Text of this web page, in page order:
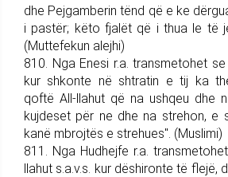
dhe Pej­gam­be­rin tënd që e ke
i pastër; këto fjalët që i thua le të
(Mutte­fekun alejhi)
810. Nga Enesi r.a. trans­me­tohet se
kur shkonte në shtratin e tij ka
qoftë All-llahut që na ushqeu dhe
kujdeset për ne dhe na strehon, e
kanë mbrojtës e strehues". (Muslimi)
811. Nga Hudhejfe r.a.
llahut s.a.v.s. kur dëshironte të flejë,